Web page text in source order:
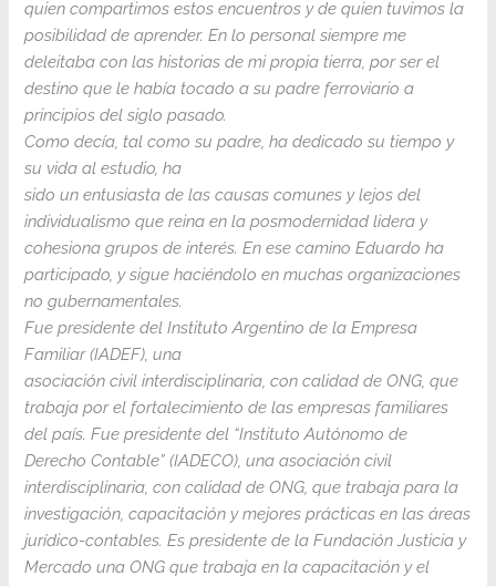
quien compartimos estos encuentros y de quien tuvimos la
posibilidad de aprender. En lo personal siempre me
deleitaba con las historias de mi propia tierra, por ser el
destino que le había tocado a su padre ferroviario a
principios del siglo pasado.
Como decía, tal como su padre, ha dedicado su tiempo y
su vida al estudio, ha
sido un entusiasta de las causas comunes y lejos del
individualismo que reina en la posmodernidad lidera y
cohesiona grupos de interés. En ese camino Eduardo ha
participado, y sigue haciéndolo en muchas organizaciones
no gubernamentales.
Fue presidente del Instituto Argentino de la Empresa
Familiar (IADEF), una
asociación civil interdisciplinaria, con calidad de ONG, que
trabaja por el fortalecimiento de las empresas familiares
del país. Fue presidente del “Instituto Autónomo de
Derecho Contable” (IADECO), una asociación civil
interdisciplinaria, con calidad de ONG, que trabaja para la
investigación, capacitación y mejores prácticas en las áreas
jurídico-contables. Es presidente de la Fundación Justicia y
Mercado una ONG que trabaja en la capacitación y el